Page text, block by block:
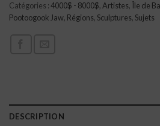
Catégories :4000$ - 8000$, Artistes, Île de
Pootoogook Jaw, Régions, Sculptures, Sujets
DESCRIPTION